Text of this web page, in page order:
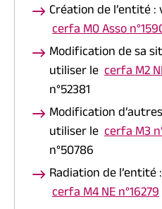
Création de l’entité
cerfa M0 Asso
Modification de sa
utiliser le cerfa M2
n°52381
Modification
utiliser le cerfa M3
n°50786
Radiation de
cerfa M4 NE n°16279